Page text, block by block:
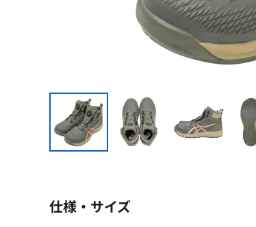
仕様・サイズ